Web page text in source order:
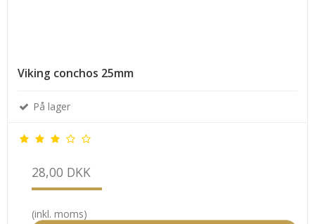
Viking conchos 25mm
På lager
28,00 DKK
(inkl. moms)